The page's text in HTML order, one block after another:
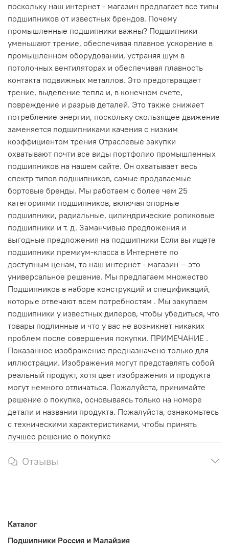
поскольку наш интернет - магазин предлагает все типы
подшипников от известных брендов. Почему
промышленные подшипники важны? Подшипники
уменьшают трение, обеспечивая плавное ускорение в
промышленном оборудовании, устраняя шум в
потолочных вентиляторах и обеспечивая плавность
контакта подвижных металлов. Это предотвращает
трение, выделение тепла и, в конечном счете,
повреждение и разрыв деталей. Это также снижает
потребление энергии, поскольку скользящее движение
заменяется подшипниками качения с низким
коэффициентом трения Отраслевые закупки
охватывают почти все виды портфолио промышленных
подшипников на нашем сайте. Он охватывает весь
спектр типов подшипников, самые продаваемые
бортовые бренды. Мы работаем с более чем 25
категориями подшипников, включая опорные
подшипники, радиальные, цилиндрические роликовые
подшипники и т. д. Заманчивые предложения и
выгодные предложения на подшипники Если вы ищете
подшипники премиум-класса в Интернете по
доступным ценам, то наш интернет - магазин — это
универсальное решение. Мы предлагаем множество
Подшипников в наборе конструкций и спецификаций,
которые отвечают всем потребностям . Мы закупаем
подшипники у известных дилеров, чтобы убедиться, что
товары подлинные и что у вас не возникнет никаких
проблем после совершения покупки. ПРИМЕЧАНИЕ .
Показанное изображение предназначено только для
иллюстрации. Изображения могут представлять собой
реальный продукт, хотя цвет изображения и продукта
могут немного отличаться. Пожалуйста, принимайте
решение о покупке, основываясь только на номере
детали и названии продукта. Пожалуйста, ознакомьтесь
с техническими характеристиками, чтобы принять
лучшее решение о покупке
Отзывы
Каталог
Подшипники Россия и Малайзия